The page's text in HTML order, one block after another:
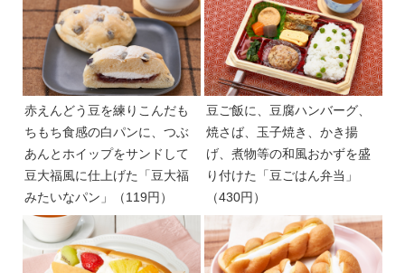
赤えんどう豆を練りこんだも
ちもち食感の白パンに、つぶ
あんとホイップをサンドして
豆大福風に仕上げた「豆大福
みたいなパン」（119円）
豆ご飯に、豆腐ハンバーグ、
焼さば、玉子焼き、かき揚
げ、煮物等の和風おかずを盛
り付けた「豆ごはん弁当」
（430円）